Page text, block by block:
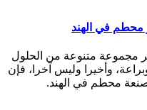
محطم في الهند
مجموعة متنوعة من الحلول
وأخيرا وليس آخرا، فإن
محطم في الهند.